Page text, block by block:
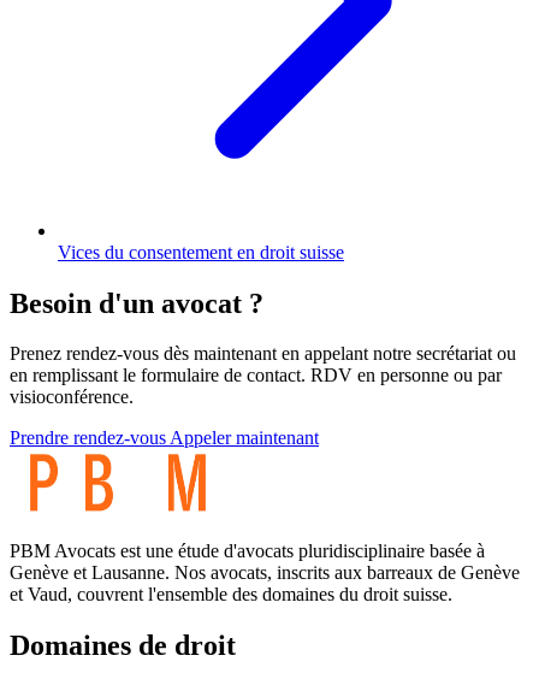
Vices du consentement en droit suisse
Besoin d'un avocat ?
Prenez rendez-vous dès maintenant en appelant notre secrétariat ou
en remplissant le formulaire de contact. RDV en personne ou par
visioconférence.
Prendre rendez-vousAppeler maintenant
PBM Avocats est une étude d'avocats pluridisciplinaire basée à
Genève et Lausanne. Nos avocats, inscrits aux barreaux de Genève
et Vaud, couvrent l'ensemble des domaines du droit suisse.
Domaines de droit